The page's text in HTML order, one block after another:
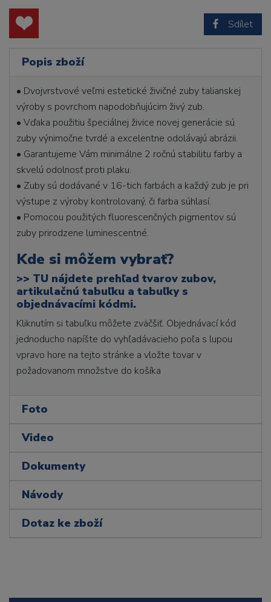
Sdílet
Popis zboží
• Dvojvrstvové veľmi estetické živičné zuby talianskej
výroby s povrchom napodobňujúcim živý zub.
• Vďaka použitiu špeciálnej živice novej generácie sú
zuby výnimočne tvrdé a excelentne odolávajú abrázii.
• Garantujeme Vám minimálne 2 ročnú stabilitu farby a
skvelú odolnosť proti plaku.
• Zuby sú dodávané v 16-tich farbách a každý zub je pri
výstupe z výroby kontrolovaný, či farba súhlasí.
• Pomocou použitých fluorescenčných pigmentov sú
zuby prirodzene luminescentné.
Kde si môžem vybrať?
>> TU nájdete prehľad tvarov zubov,
artikulačnú tabuľku a tabuľky s
objednávacími kódmi.
Kliknutím si tabuľku môžete zväčšiť. Objednávací kód
jednoducho napíšte do vyhľadávacieho poľa s lupou
vpravo hore na tejto stránke a vložte tovar v
požadovanom množstve do košíka
Foto
Video
Dokumenty
Návody
Dotaz ke zboží